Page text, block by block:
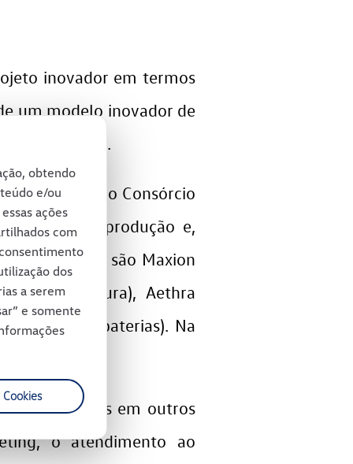
obtendo
e/ou
ações
com
dos
a serem
e somente
Cookies
inovador em termos
um modelo inovador de
Modular.
sua vez, o Consórcio
tempo de produção e,
parceiras são Maxion
Carese (pintura), Aethra
e Moura (baterias). Na
mais em outros
o atendimento ao